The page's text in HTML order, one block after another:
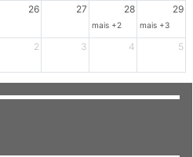
26 27 28 29
mais +2 mais +3
2 3 4 5